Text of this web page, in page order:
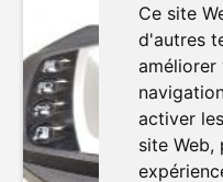
Ce site
d'autres
améliorer
activer
site Web,